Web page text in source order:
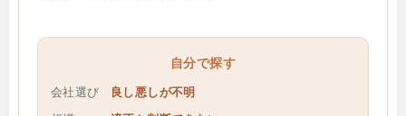
自分で探す
会社選び
良し悪しが不明